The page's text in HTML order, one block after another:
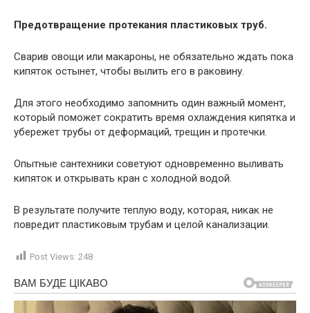
Предотвращение протекания пластиковых труб.
Сварив овощи или макароны, не обязательно ждать пока
кипяток остынет, чтобы вылить его в раковину.
Для этого необходимо запомнить один важный момент,
который поможет сократить время охлаждения кипятка и
убережет трубы от деформаций, трещин и протечки.
Опытные сантехники советуют одновременно выливать
кипяток и открывать кран с холодной водой.
В результате получите теплую воду, которая, никак не
повредит пластиковым трубам и целой канализации.
Post Views: 248